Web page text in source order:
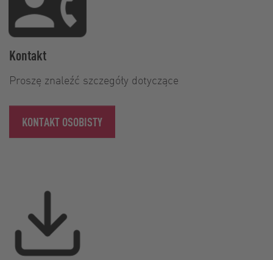
Kontakt
Proszę znaleźć szczegóły dotyczące
KONTAKT OSOBISTY